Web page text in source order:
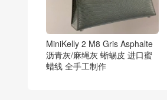
MiniKelly 2 M8 Gris Asphalte
沥青灰/麻绳灰 蜥蜴皮 进口蜜
蜡线 全手工制作